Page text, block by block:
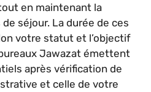
en maintenant la
séjour. La durée de ces
votre statut et l’objectif
Jawazat émettent
après vérification de
et celle de votre